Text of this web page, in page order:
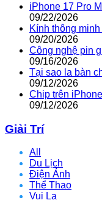
iPhone 17 Pro
09/22/2026
Kính thông
09/20/2026
Công nghệ pin
09/16/2026
Tại sao la bàn
09/12/2026
Chip trên
09/12/2026
Giải Trí
All
Du Lịch
Điện Ảnh
Thể Thao
Vui Lạ